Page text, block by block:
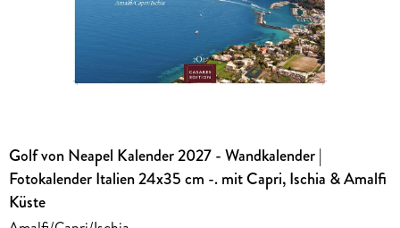
Golf von Neapel Kalender 2027 - Wandkalender |
Fotokalender Italien 24x35 cm -. mit Capri, Ischia & Amalfi
Küste